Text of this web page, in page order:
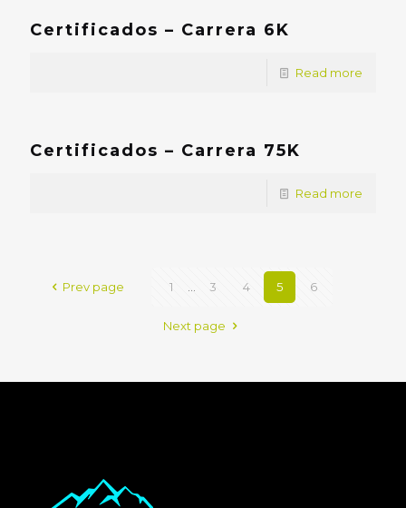
Certificados – Carrera 6K
Read more
Certificados – Carrera 75K
Read more
Prev page 1 3 4 5 6
Next page